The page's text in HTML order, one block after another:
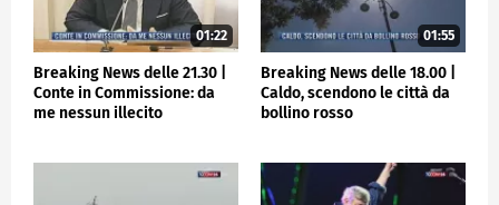
01:22
Breaking News delle 21.30 |
Conte in Commissione: da
me nessun illecito
01:55
Breaking News delle 18.00 |
Caldo, scendono le città da
bollino rosso